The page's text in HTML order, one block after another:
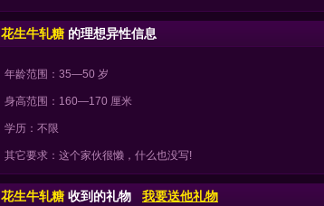
花生牛轧糖 的理想异性信息
年龄范围：35—50 岁
身高范围：160—170 厘米
学历：不限
其它要求：这个家伙很懒，什么也没写!
花生牛轧糖 收到的礼物 我要送他礼物